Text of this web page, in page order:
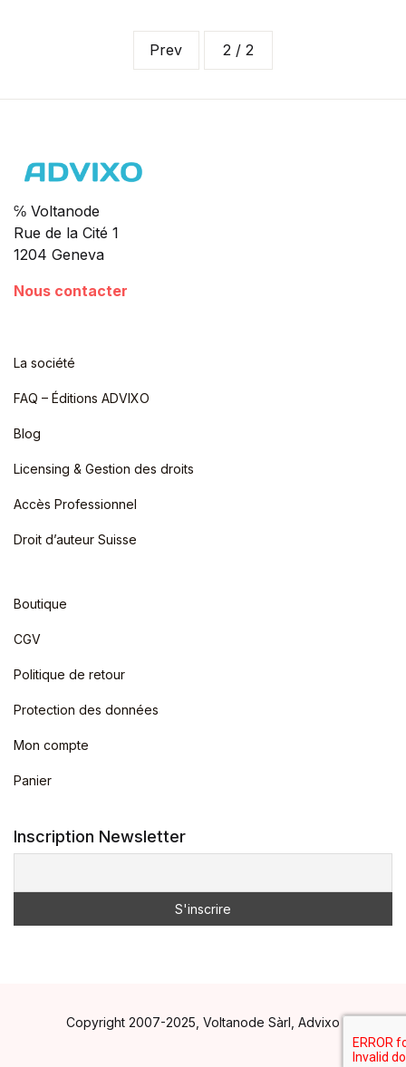
Prev 2 / 2
℅ Voltanode
Rue de la Cité 1
1204 Geneva
Nous contacter
La société
FAQ – Éditions ADVIXO
Blog
Licensing & Gestion des droits
Accès Professionnel
Droit d’auteur Suisse
Boutique
CGV
Politique de retour
Protection des données
Mon compte
Panier
Inscription Newsletter
Copyright 2007-2025, Voltanode Sàrl, Advixo